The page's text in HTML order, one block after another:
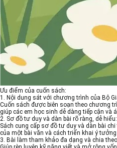
Ưu điểm của cuốn sách:
1. Nội dung sát với chương trình của Bộ
Cuốn sách được biên soạn theo chương
giúp các em học sinh dễ dàng tiếp cận và
2. Sơ đồ tư duy và dàn bài rõ ràng, dễ hiểu:
Sách cung cấp sơ đồ tư duy và dàn bài
của một bài văn và cách triển khai ý
3. Bài làm tham khảo đa dạng và chia